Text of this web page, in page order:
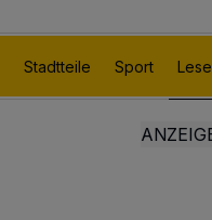
Stadtteile Sport